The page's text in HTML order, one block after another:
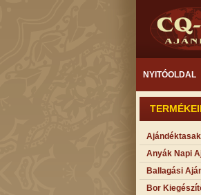
NYITÓOLDAL
Ajándéktasak
Anyák Napi
Ballagási
Bor